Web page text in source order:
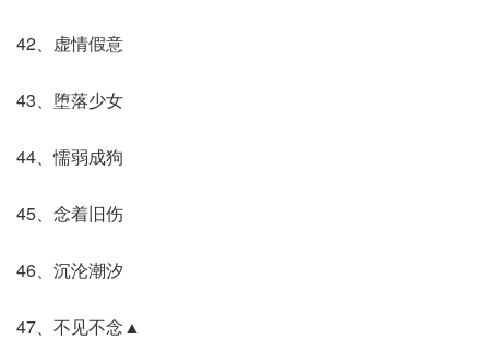
42、虚情假意
43、堕落少女
44、懦弱成狗
45、念着旧伤
46、沉沦潮汐
47、不见不念▲